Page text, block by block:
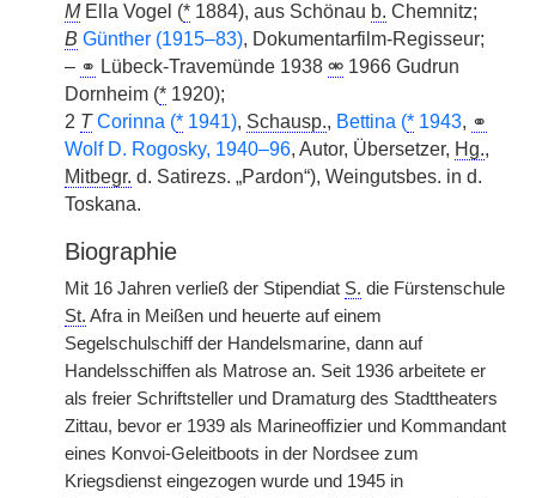
MElla Vogel (* 1884), aus Schönau b. Chemnitz;
B Günther (1915–83), Dokumentarfilm-Regisseur;
– ⚭ Lübeck-Travemünde 1938 ⚮ 1966 Gudrun
Dornheim (* 1920);
2 T Corinna (* 1941), Schausp., Bettina (* 1943, ⚭
Wolf D. Rogosky, 1940–96, Autor, Übersetzer, Hg.,
Mitbegr. d. Satirezs. „Pardon“), Weingutsbes. in d.
Toskana.
Biographie
Mit 16 Jahren verließ der Stipendiat S. die Fürstenschule
St. Afra in Meißen und heuerte auf einem
Segelschulschiff der Handelsmarine, dann auf
Handelsschiffen als Matrose an. Seit 1936 arbeitete er
als freier Schriftsteller und Dramaturg des Stadttheaters
Zittau, bevor er 1939 als Marineoffizier und Kommandant
eines Konvoi-Geleitboots in der Nordsee zum
Kriegsdienst eingezogen wurde und 1945 in